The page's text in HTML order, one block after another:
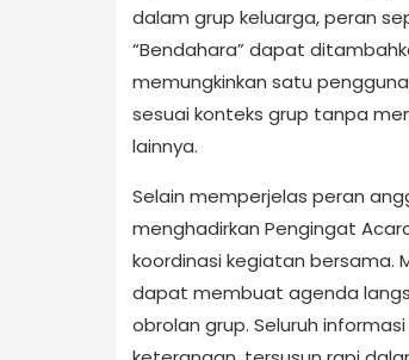
dalam grup keluarga, peran
“Bendahara” dapat
memungkinkan satu
sesuai konteks grup tanpa
lainnya.
Selain memperjelas peran
menghadirkan Pengingat
koordinasi kegiatan bersama.
dapat membuat agenda
obrolan grup. Seluruh